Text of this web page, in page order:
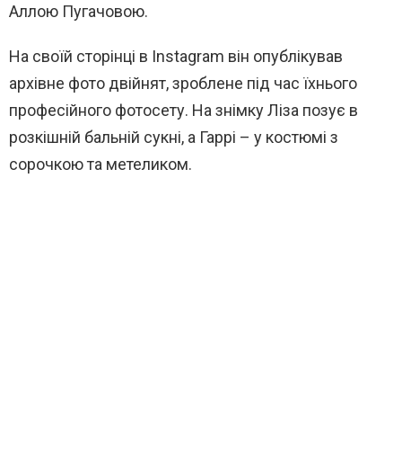
Аллою Пугачовою.
На своїй сторінці в Instagram він опублікував
архівне фото двійнят, зроблене під час їхнього
професійного фотосету. На знімку Ліза позує в
розкішній бальній сукні, а Гаррі – у костюмі з
сорочкою та метеликом.